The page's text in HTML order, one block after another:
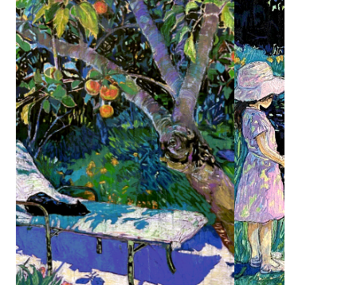
Лена Марру
каталог работ